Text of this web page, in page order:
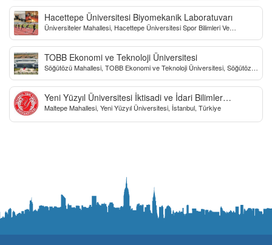
Hacettepe Üniversitesi Biyomekanik Laboratuvarı
Üniversiteler Mahallesi, Hacettepe Üniversitesi Spor Bilimleri Ve
TOBB Ekonomi ve Teknoloji Üniversitesi
Söğütözü Mahallesi, TOBB Ekonomi ve Teknoloji Üniversitesi, Söğütözü
Yeni Yüzyıl Üniversitesi İktisadi ve İdari Bilimler
Fakültesi
Maltepe Mahallesi, Yeni Yüzyıl Üniversitesi, İstanbul, Türkiye